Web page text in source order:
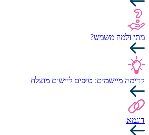
מתי ולמה משמש?
קדימה מיישמים: טיפים ליישום מוצלח
דוגמא